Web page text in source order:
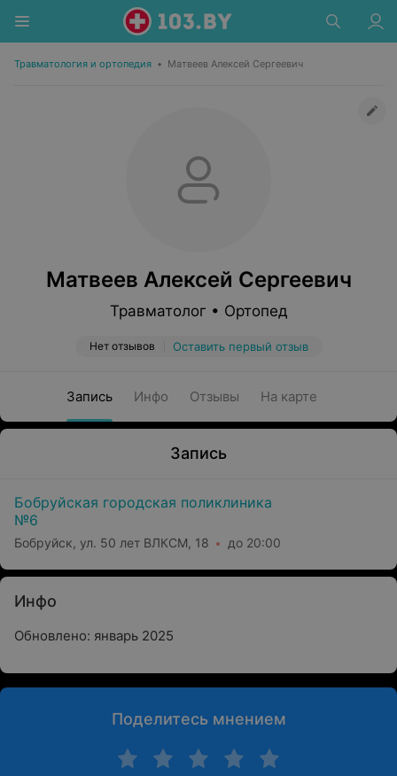
Травматология и ортопедия • Матвеев Алексей Сергеевич
Матвеев Алексей Сергеевич
Травматолог • Ортопед
Нет отзывов Оставить первый отзыв
Запись Инфо Отзывы На карте
Запись
Бобруйская городская поликлиника
№6
Бобруйск, ул. 50 лет ВЛКСМ, 18 до 20:00
Инфо
Обновлено: январь 2025
Поделитесь мнением